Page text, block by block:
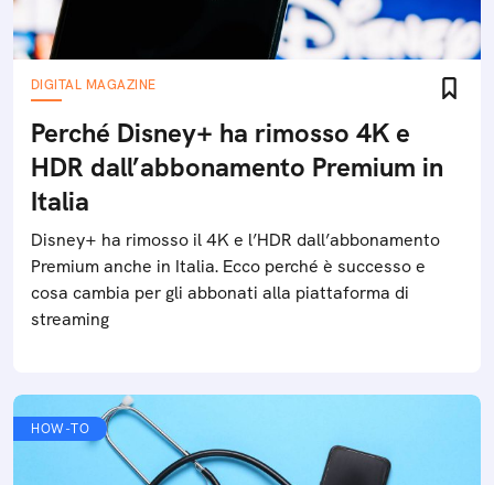
DIGITAL MAGAZINE
Perché Disney+ ha rimosso 4K e
HDR dall’abbonamento Premium in
Italia
Disney+ ha rimosso il 4K e l’HDR dall’abbonamento
Premium anche in Italia. Ecco perché è successo e
cosa cambia per gli abbonati alla piattaforma di
streaming
HOW-TO